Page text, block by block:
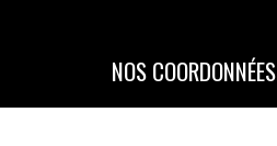
NOS COORDONNÉES